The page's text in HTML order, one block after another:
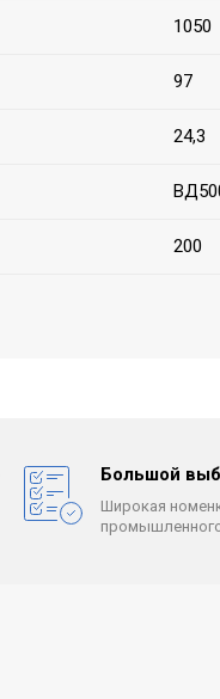
1050
97
24,3
200
Большой
Широкая